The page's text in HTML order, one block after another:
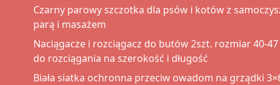
Czarny parowy szczotka dla psów i kotów z
parą i masażem
Naciągacze i rozciągacz do butów 2szt. rozmiar 40-
do rozciągania na szerokość i długość
Biała siatka ochronna przeciw owadom na grządki